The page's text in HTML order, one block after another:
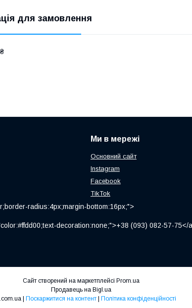
для замовлення
Ми в мережі
Основний сайт
Instagram
Facebook
TikTok
radius:4px;margin-bottom:16px;">
decoration:none;">+38 (093) 082-57-
Сайт створений на маркетплейсі Prom.ua
Продавець на Bigl.ua
Поскаржитися на контент Політика конфіденційності